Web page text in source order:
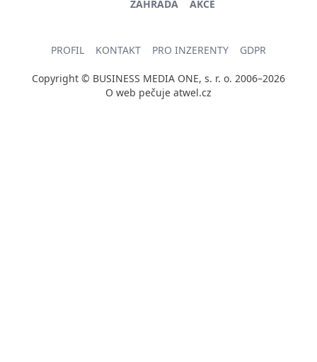
ZAHRADA
AKCE
PROFIL KONTAKT PRO INZERENTY GDPR
Copyright © BUSINESS MEDIA ONE, s. r. o. 2006–2026